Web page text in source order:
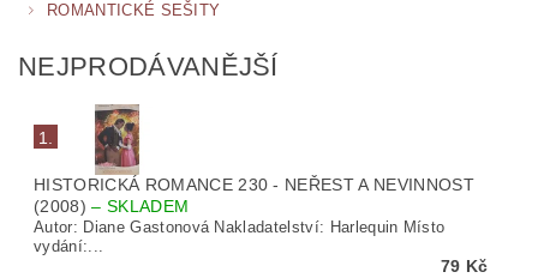
ROMANTICKÉ SEŠITY
NEJPRODÁVANĚJŠÍ
1.
HISTORICKÁ ROMANCE 230 - NEŘEST A NEVINNOST
(2008)–SKLADEM
Autor: Diane Gastonová Nakladatelství: Harlequin Místo
vydání:...
79 Kč